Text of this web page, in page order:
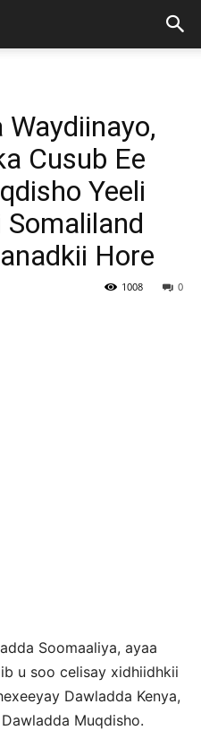
Waydiinayo,
Cusub Ee
Yeeli
Hore
0
1008
Soomaaliya, ayaa
u soo celisay xidhiidhkii
Dawladda Kenya,
Muqdisho.